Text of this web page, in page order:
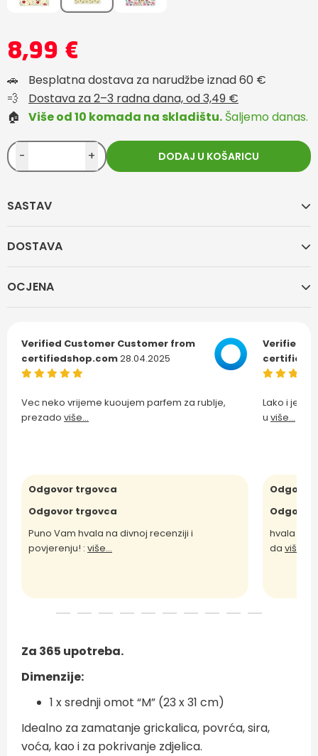
SASTAV
DOSTAVA
OCJENA
Verified Customer Customer from
certifiedshop.com28.04.2025
Vec neko vrijeme kuoujem parfem za rublje,
prezado više...
Odgovor trgovca
Odgovor trgovca
Puno Vam hvala na divnoj recenziji i
povjerenju! : više...
Verified
Lako i
u više...
hvala
da više...
Za 365 upotreba.
Dimenzije:
1 x srednji omot “M” (23 x 31 cm)
Idealno za zamatanje grickalica, povrća, sira,
voća, kao i za pokrivanje zdjelica.
8,99 €
🚗
Besplatna dostava za narudžbe iznad 60 €
💨
Dostava za 2–3 radna dana, od 3,49 €
🏠
Više od 10 komada na skladištu. Šaljemo danas.
- + DODAJ U KOŠARICU